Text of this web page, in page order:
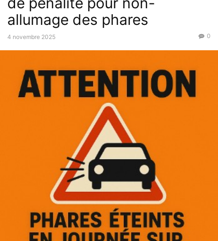
allumage des phares
4 novembre 2025 0